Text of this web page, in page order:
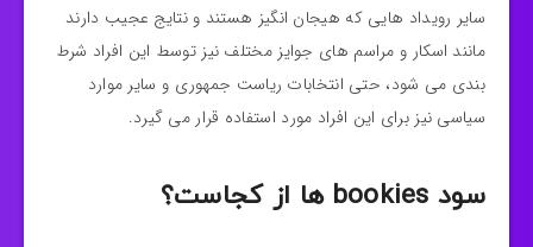
سایر رویداد هایی که هیجان‌ انگیز هستند و نتایج عجیب دارند
مانند اسکار و مراسم‌ های جوایز مختلف نیز توسط این افراد شرط‌
بندی می‌ شود، حتی انتخابات ریاست‌ جمهوری و سایر موارد
سیاسی نیز برای این افراد مورد استفاده قرار می‌ گیرد.
سود bookies ها از کجاست؟